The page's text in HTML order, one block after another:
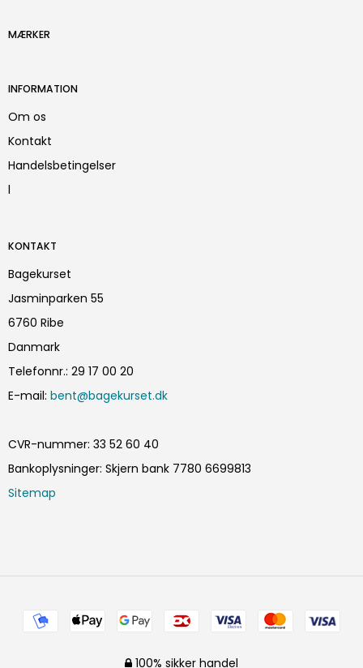
MÆRKER
INFORMATION
Om os
Kontakt
Handelsbetingelser
l
KONTAKT
Bagekurset
Jasminparken 55
6760 Ribe
Danmark
Telefonnr.: 29 17 00 20
E-mail: bent@bagekurset.dk
CVR-nummer: 33 52 60 40
Bankoplysninger: Skjern bank 7780 6699813
Sitemap
100% sikker handel